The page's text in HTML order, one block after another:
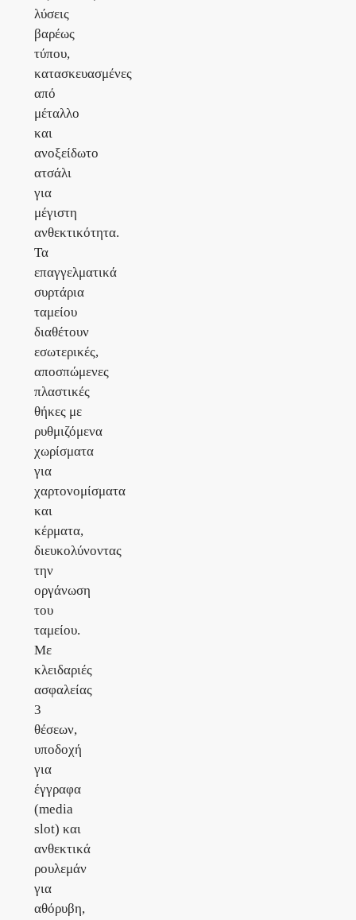
λύσεις
βαρέως
τύπου,
κατασκευασμένες
από
μέταλλο
και
ανοξείδωτο
ατσάλι
για
μέγιστη
ανθεκτικότητα.
Τα
επαγγελματικά
συρτάρια
ταμείου
διαθέτουν
εσωτερικές,
αποσπώμενες
πλαστικές
θήκες με
ρυθμιζόμενα
χωρίσματα
για
χαρτονομίσματα
και
κέρματα,
διευκολύνοντας
την
οργάνωση
του
ταμείου.
Με
κλειδαριές
ασφαλείας
3
θέσεων,
υποδοχή
για
έγγραφα
(media
slot) και
ανθεκτικά
ρουλεμάν
για
αθόρυβη,